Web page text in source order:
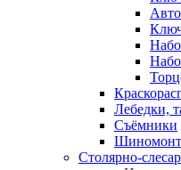
Лебедки,
Съёмники
Столярно-